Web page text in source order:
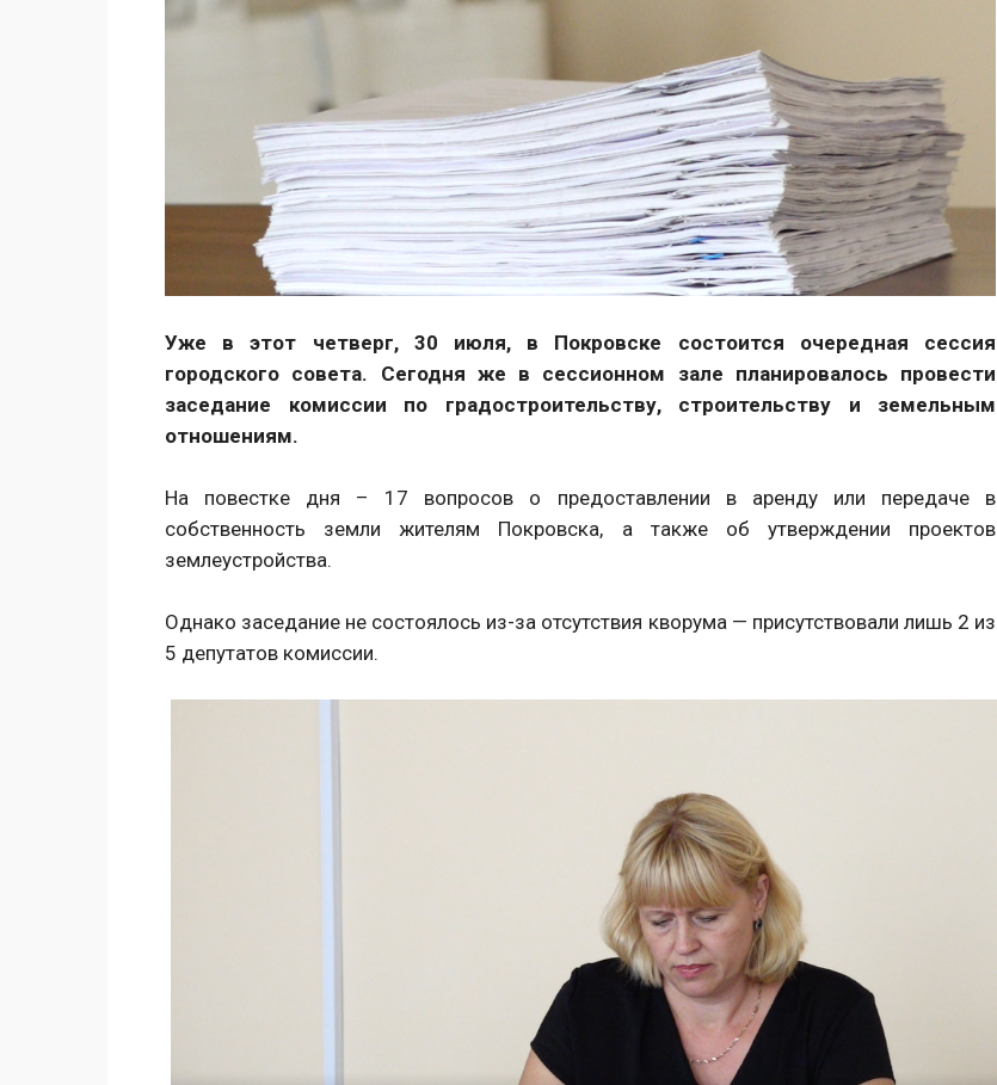
Уже в этот четверг, 30 июля, в Покровске состоится очередная сессия
городского совета. Сегодня же в сессионном зале планировалось провести
заседание комиссии по градостроительству, строительству и земельным
отношениям.
На повестке дня – 17 вопросов о предоставлении в аренду или передаче в
собственность земли жителям Покровска, а также об утверждении проектов
землеустройства.
Однако заседание не состоялось из-за отсутствия кворума — присутствовали лишь 2 из
5 депутатов комиссии.